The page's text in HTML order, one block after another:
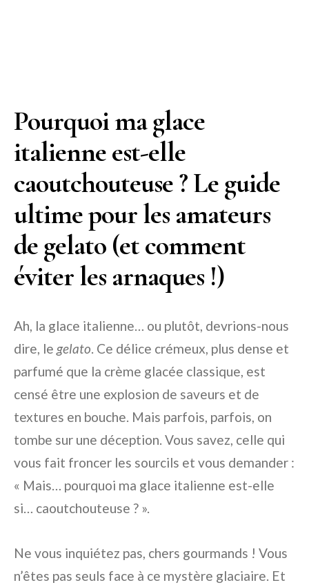
Pourquoi ma glace
italienne est-elle
caoutchouteuse ? Le guide
ultime pour les amateurs
de gelato (et comment
éviter les arnaques !)
Ah, la glace italienne… ou plutôt, devrions-nous
dire, le gelato. Ce délice crémeux, plus dense et
parfumé que la crème glacée classique, est
censé être une explosion de saveurs et de
textures en bouche. Mais parfois, parfois, on
tombe sur une déception. Vous savez, celle qui
vous fait froncer les sourcils et vous demander :
« Mais… pourquoi ma glace italienne est-elle
si… caoutchouteuse ? ».
Ne vous inquiétez pas, chers gourmands ! Vous
n’êtes pas seuls face à ce mystère glaciaire. Et